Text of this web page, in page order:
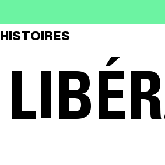
HISTOIRES